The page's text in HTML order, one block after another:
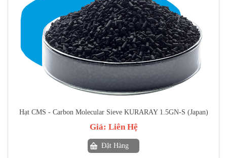
Hạt CMS - Carbon Molecular Sieve KURARAY 1.5GN-S (Japan)
Giá: Liên Hệ
Đặt Hàng